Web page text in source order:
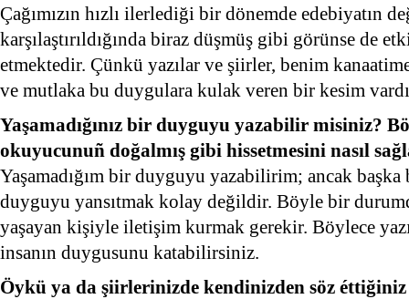
Çağımızın hızlı ilerlediği bir dönemde edebiyatın
karşılaştırıldığında biraz düşmüş gibi görünse de
etmektedir. Çünkü yazılar ve şiirler, benim
ve mutlaka bu duygulara kulak veren bir kesim
Yaşamadığınız bir duyguyu yazabilir misiniz?
okuyucunuñ doğalmış gibi hissetmesini nasıl
Yaşamadığım bir duyguyu yazabilirim; ancak başka
duyguyu yansıtmak kolay değildir. Böyle bir
yaşayan kişiyle iletişim kurmak gerekir. Böylece
insanın duygusunu katabilirsiniz.
Öykü ya da şiirlerinizde kendinizden söz